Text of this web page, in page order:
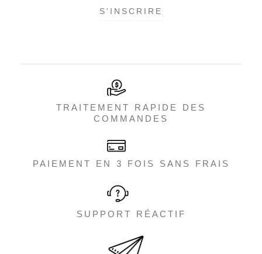
S'INSCRIRE
TRAITEMENT RAPIDE DES
COMMANDES
PAIEMENT EN 3 FOIS SANS FRAIS
SUPPORT RÉACTIF